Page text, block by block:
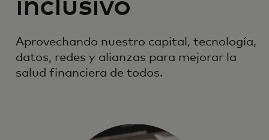
inclusivo
Aprovechando nuestro capital, tecnología,
datos, redes y alianzas para mejorar la
salud financiera de todos.